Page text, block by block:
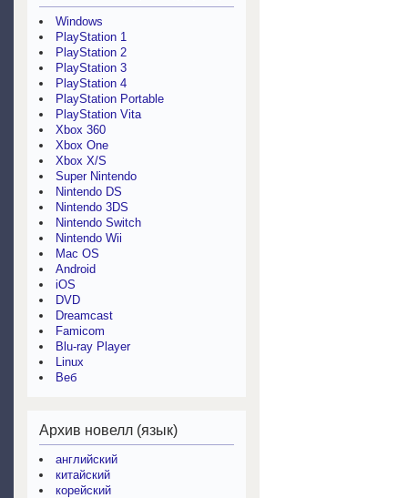
Windows
PlayStation 1
PlayStation 2
PlayStation 3
PlayStation 4
PlayStation Portable
PlayStation Vita
Xbox 360
Xbox One
Xbox X/S
Super Nintendo
Nintendo DS
Nintendo 3DS
Nintendo Switch
Nintendo Wii
Mac OS
Android
iOS
DVD
Dreamcast
Famicom
Blu-ray Player
Linux
Веб
Архив новелл (язык)
английский
китайский
корейский